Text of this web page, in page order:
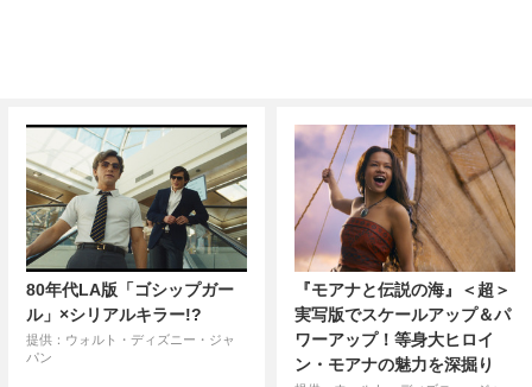
80年代LA版「ゴシップガー
ル」×シリアルキラー!?
提供：ウォルト・ディズニー・ジャ
パン
『モアナと伝説の海』＜超＞
実写版でスケールアップ＆パ
ワーアップ！等身大ヒロイ
ン・モアナの魅力を深掘り